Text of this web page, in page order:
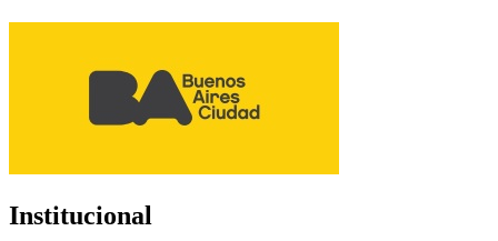
Institucional